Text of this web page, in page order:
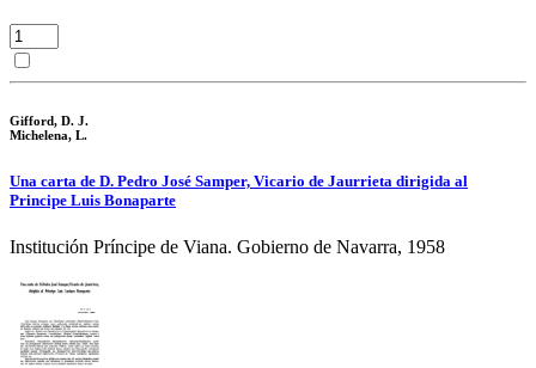
Gifford, D. J.
Michelena, L.
Una carta de D. Pedro José Samper, Vicario de Jaurrieta dirigida al
Principe Luis Bonaparte
Institución Príncipe de Viana. Gobierno de Navarra, 1958